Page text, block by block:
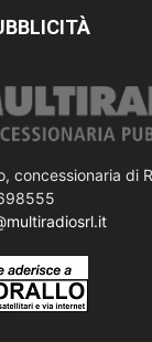
concessionaria di